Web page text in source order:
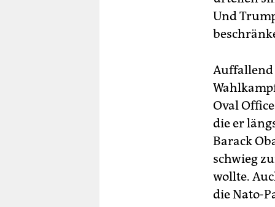
Und
Auffallend
Oval
die er
Barack
schwieg
wollte.
die Nato-